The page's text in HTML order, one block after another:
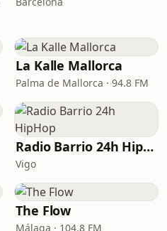
La Kalle Mallorca
Palma de Mallorca · 94.8 FM
Radio Barrio 24h HipHop
Vigo
The Flow
Málaga · 104.8 FM